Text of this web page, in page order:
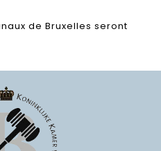
de Bruxelles seront